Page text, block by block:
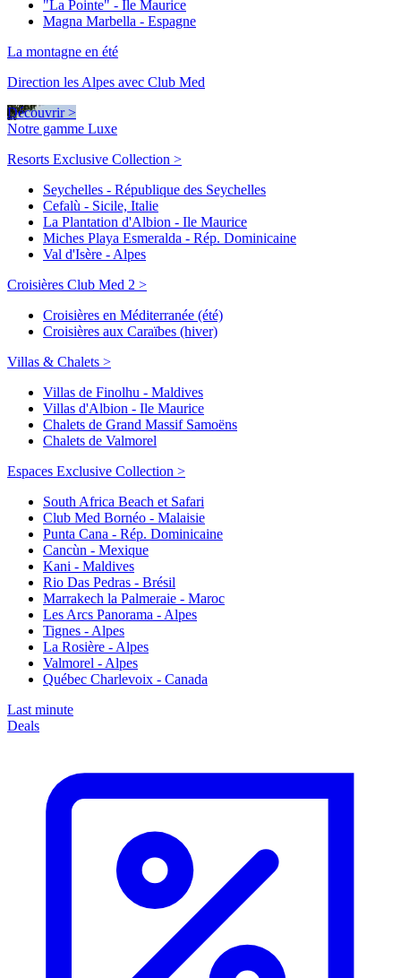
"La Pointe" - Ile Maurice
Magna Marbella - Espagne
La montagne en été
Direction les Alpes avec Club Med
Découvrir >
Notre gamme Luxe
Resorts Exclusive Collection >
Seychelles - République des Seychelles
Cefalù - Sicile, Italie
La Plantation d'Albion - Ile Maurice
Miches Playa Esmeralda - Rép. Dominicaine
Val d'Isère - Alpes
Croisières Club Med 2 >
Croisières en Méditerranée (été)
Croisières aux Caraïbes (hiver)
Villas & Chalets >
Villas de Finolhu - Maldives
Villas d'Albion - Ile Maurice
Chalets de Grand Massif Samoëns
Chalets de Valmorel
Espaces Exclusive Collection >
South Africa Beach et Safari
Club Med Bornéo - Malaisie
Punta Cana - Rép. Dominicaine
Cancùn - Mexique
Kani - Maldives
Rio Das Pedras - Brésil
Marrakech la Palmeraie - Maroc
Les Arcs Panorama - Alpes
Tignes - Alpes
La Rosière - Alpes
Valmorel - Alpes
Québec Charlevoix - Canada
Last minute
Deals